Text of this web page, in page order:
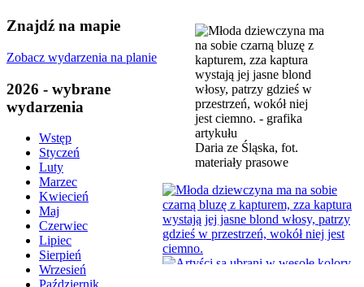
Znajdź na mapie
Zobacz wydarzenia na planie
2026 - wybrane
wydarzenia
Wstęp
Styczeń
Luty
Marzec
Kwiecień
Maj
Czerwiec
Lipiec
Sierpień
Wrzesień
Daria ze Śląska, fot.
materiały prasowe